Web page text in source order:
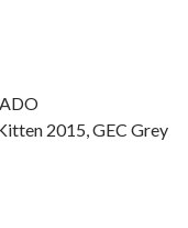
2015, GEC Grey